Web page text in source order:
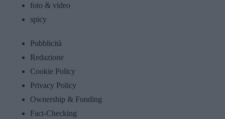
foto & video
spicy
Pubblicità
Redazione
Cookie Policy
Privacy Policy
Ownership & Funding
Fact-Checking